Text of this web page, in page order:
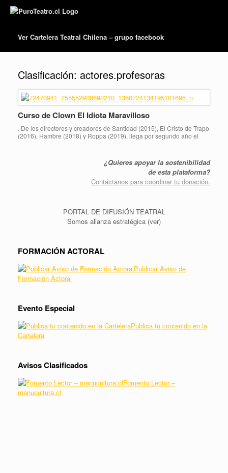
Ver Cartelera Teatral Chilena – grupo facebook
Clasificación: actores.profesoras
Curso de Clown El Idiota Maravilloso
. De los directores y creadores de Santidad (2015), El Cristo de Trapo
(2016), Hambre (2018) y Roppa (2019), llega por segundo año el
4 de noviembre, de 19:00 a 22:00 […]¿Quieres apoyar la sostenibilidad
de esta plataforma?
Contáctanos para coordinar tu donación.
PORTAL DE DIFUSIÓN TEATRAL
Somos alianza estratégica (ver)
FORMACIÓN ACTORAL
Publicar Aviso de
Formación Actoral
Evento Especial
Publica tu contenido en la
Cartelera
Avisos Clasificados
Fomento Lector –
manucultura.cl